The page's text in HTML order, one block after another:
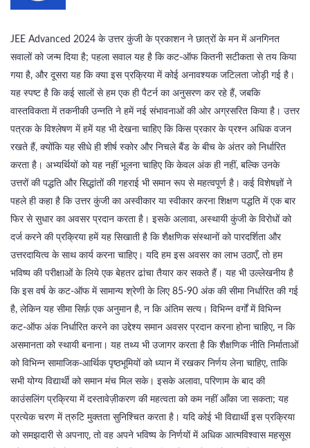
JEE Advanced 2024 के उत्तर कुंजी के प्रकाशन ने छात्रों के मन में अनगिनत
सवालों को जन्म दिया है; पहला सवाल यह है कि कट‑ऑफ कितनी सटीकता से तय किया
गया है, और दूसरा यह कि क्या इस प्रक्रिया में कोई अनावश्यक जटिलता जोड़ी गई है।
यह स्पष्ट है कि कई सालों से हम एक ही पैटर्न का अनुसरण कर रहे हैं, जबकि
वास्तविकता में तकनीकी उन्नति ने हमें नई संभावनाओं की ओर अग्रसरित किया है। उत्तर
पत्रक के विश्लेषण में हमें यह भी देखना चाहिए कि किस प्रकार के प्रश्न अधिक वजन
रखते हैं, क्योंकि यह सीधे ही शीर्ष स्कोर और निचले बैंड के बीच के अंतर को निर्धारित
करता है। अभ्यर्थियों को यह नहीं भूलना चाहिए कि केवल अंक ही नहीं, बल्कि उनके
उत्तरों की पद्धति और सिद्धांतों की गहराई भी समान रूप से महत्वपूर्ण है। कई विशेषज्ञों ने
पहले ही कहा है कि उत्तर कुंजी का अस्वीकार या स्वीकार करना शिक्षण पद्धति में एक बार
फिर से सुधार का अवसर प्रदान करता है। इसके अलावा, अस्थायी कुंजी के विरोधों को
दर्ज करने की प्रक्रिया हमें यह सिखाती है कि शैक्षणिक संस्थानों को पारदर्शिता और
उत्तरदायित्व के साथ कार्य करना चाहिए। यदि हम इस अवसर का लाभ उठाएँ, तो हम
भविष्य की परीक्षाओं के लिये एक बेहतर ढांचा तैयार कर सकते हैं। यह भी उल्लेखनीय है
कि इस वर्ष के कट‑ऑफ में सामान्य श्रेणी के लिए 85‑90 अंक की सीमा निर्धारित की गई
है, लेकिन यह सीमा सिर्फ़ एक अनुमान है, न कि अंतिम सत्य। विभिन्न वर्गों में विभिन्न
कट‑ऑफ अंक निर्धारित करने का उद्देश्य समान अवसर प्रदान करना होना चाहिए, न कि
असमानता को स्थायी बनाना। यह तथ्य भी उजागर करता है कि शैक्षणिक नीति निर्माताओं
को विभिन्न सामाजिक-आर्थिक पृष्ठभूमियों को ध्यान में रखकर निर्णय लेना चाहिए, ताकि
सभी योग्य विद्यार्थी को समान मंच मिल सके। इसके अलावा, परिणाम के बाद की
काउंसलिंग प्रक्रिया में दस्तावेज़ीकरण की महत्वता को कम नहीं आँका जा सकता; यह
प्रत्येक चरण में त्रुटि मुक्तता सुनिश्चित करता है। यदि कोई भी विद्यार्थी इस प्रक्रिया
को समझदारी से अपनाए, तो वह अपने भविष्य के निर्णयों में अधिक आत्मविश्वास महसूस